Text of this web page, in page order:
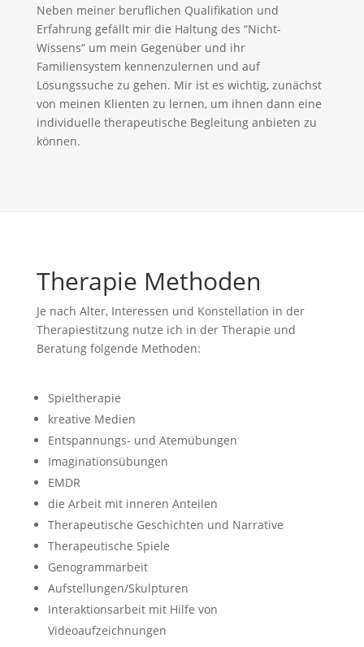
Neben meiner beruflichen Qualifikation und
Erfahrung gefällt mir die Haltung des “Nicht-
Wissens“ um mein Gegenüber und ihr
Familiensystem kennenzulernen und auf
Lösungssuche zu gehen. Mir ist es wichtig, zunächst
von meinen Klienten zu lernen, um ihnen dann eine
individuelle therapeutische Begleitung anbieten zu
können.
Therapie Methoden
Je nach Alter, Interessen und Konstellation in der
Therapiestitzung nutze ich in der Therapie und
Beratung folgende Methoden:
Spieltherapie
kreative Medien
Entspannungs- und Atemübungen
Imaginationsübungen
EMDR
die Arbeit mit inneren Anteilen
Therapeutische Geschichten und Narrative
Therapeutische Spiele
Genogrammarbeit
Aufstellungen/Skulpturen
Interaktionsarbeit mit Hilfe von
Videoaufzeichnungen